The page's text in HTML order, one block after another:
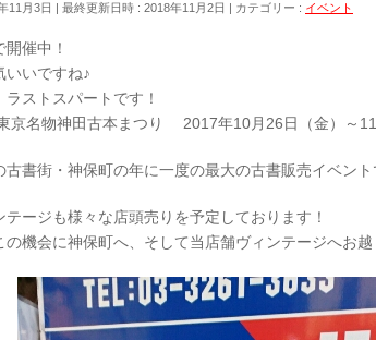
11月3日 最終更新日時 : 2018年11月2日 カテゴリー : イベント
開催中！
いいですね♪
ラストスパートです！
京名物神田古本まつり 2017年10月26日（金）～11
古書街・神保町の年に一度の最大の古書販売イベント
テージも様々な店頭売りを予定しております！
の機会に神保町へ、そして当店舗ヴィンテージへお越